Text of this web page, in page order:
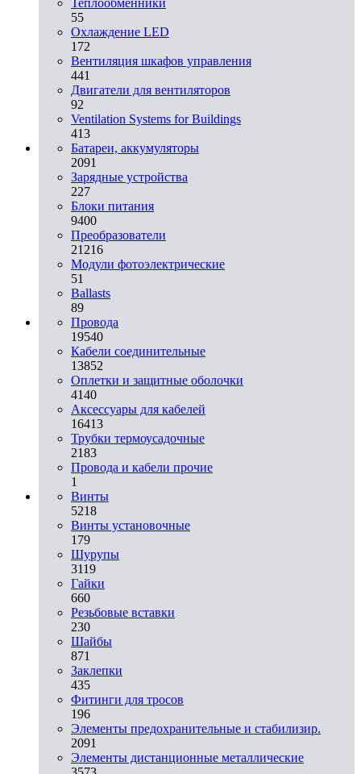
55
Охлаждение LED
172
Вентиляция шкафов управления
441
Двигатели для вентиляторов
92
Ventilation Systems for Buildings
413
Батареи, аккумуляторы
2091
Зарядные устройства
227
Блоки питания
9400
Преобразователи
21216
Модули фотоэлектрические
51
Ballasts
89
Провода
19540
Кабели соединительные
13852
Оплетки и защитные оболочки
4140
Аксессуары для кабелей
16413
Трубки термоусадочные
2183
Провода и кабели прочие
1
Винты
5218
Винты установочные
179
Шурупы
3119
Гайки
660
Резьбовые вставки
230
Шайбы
871
Заклепки
435
Фитинги для тросов
196
Элементы предохранительные и стабилизир.
2091
Элементы дистанционные металлические